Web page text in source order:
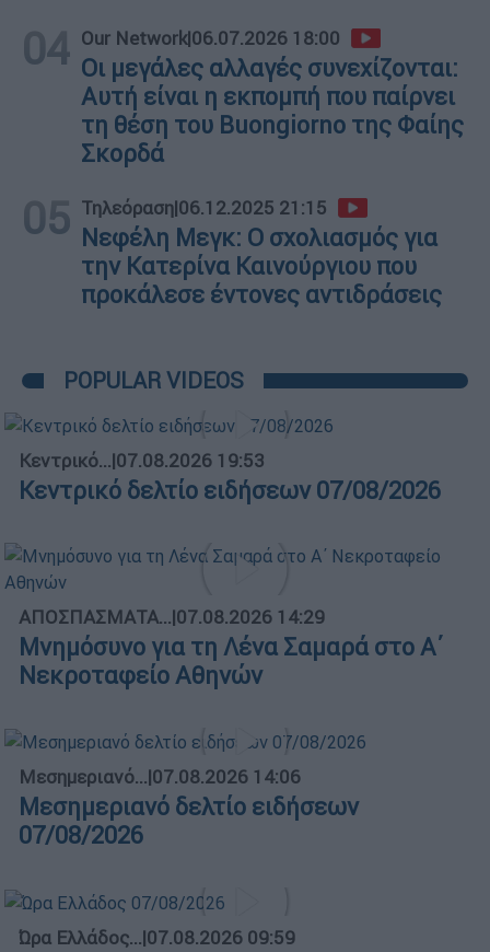
04 Our Network|06.07.2026 18:00
Οι μεγάλες αλλαγές συνεχίζονται:
Αυτή είναι η εκπομπή που παίρνει
τη θέση του Buongiorno της Φαίης
Σκορδά
05 Τηλεόραση|06.12.2025 21:15
Νεφέλη Μεγκ: Ο σχολιασμός για
την Κατερίνα Καινούργιου που
προκάλεσε έντονες αντιδράσεις
POPULAR VIDEOS
Κεντρικό...|07.08.2026 19:53
Κεντρικό δελτίο ειδήσεων 07/08/2026
ΑΠΟΣΠΑΣΜΑΤΑ...|07.08.2026 14:29
Μνημόσυνο για τη Λένα Σαμαρά στο Α΄
Νεκροταφείο Αθηνών
Μεσημεριανό...|07.08.2026 14:06
Μεσημεριανό δελτίο ειδήσεων
07/08/2026
Ώρα Ελλάδος...|07.08.2026 09:59